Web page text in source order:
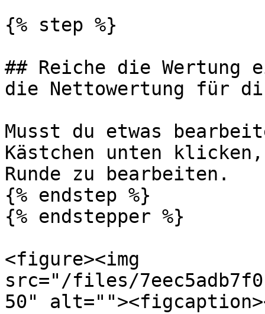
{% step %}
## Reiche die Wertung
die Nettowertung für
Musst du etwas
Kästchen unten
Runde zu bearbeiten.
{% endstep %}
{% endstepper %}
<figure><img
src="/files/
50"